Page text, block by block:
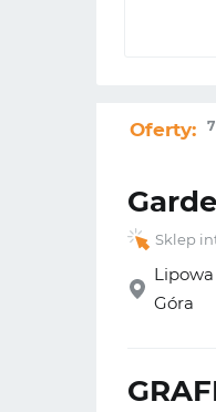
Oferty: 7
Sklep
Lipowa
Góra